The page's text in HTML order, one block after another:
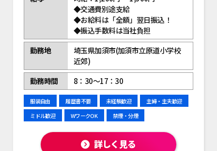
◆交通費別途支給
◆お給料は「全額」翌日振込！
◆振込手数料は当社負担
勤務地
埼玉県加須市(加須市立原道小学校
近郊)
勤務時間
8：30～17：30
服装自由 履歴書不要 未経験歓迎
主婦・主夫歓迎
ミドル歓迎
WワークOK 禁煙・分煙
詳しく見る